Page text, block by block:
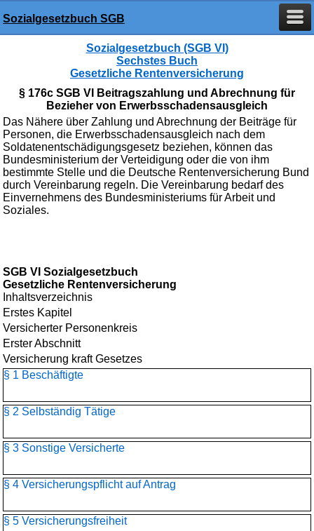
Sozialgesetzbuch SGB
Sozialgesetzbuch (SGB VI)
Sechstes Buch
Gesetzliche Rentenversicherung
§ 176c SGB VI Beitragszahlung und Abrechnung für
Bezieher von Erwerbsschadensausgleich
Das Nähere über Zahlung und Abrechnung der Beiträge für
Personen, die Erwerbsschadensausgleich nach dem
Soldatenentschädigungsgesetz beziehen, können das
Bundesministerium der Verteidigung oder die von ihm
bestimmte Stelle und die Deutsche Rentenversicherung Bund
durch Vereinbarung regeln. Die Vereinbarung bedarf des
Einvernehmens des Bundesministeriums für Arbeit und
Soziales.
SGB VI Sozialgesetzbuch
Gesetzliche Rentenversicherung
Inhaltsverzeichnis
Erstes Kapitel
Versicherter Personenkreis
Erster Abschnitt
Versicherung kraft Gesetzes
§ 1 Beschäftigte
§ 2 Selbständig Tätige
§ 3 Sonstige Versicherte
§ 4 Versicherungspflicht auf Antrag
§ 5 Versicherungsfreiheit